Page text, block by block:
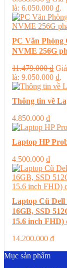
là: 6.050.000 ₫.
PC Văn Phòng
NVME 256G
11.479.000₫
là: 9.050.000 ₫.
Thông tin về
4.850.000 ₫
Laptop HP
4.500.000 ₫
Laptop Cũ Dell
16GB, SSD
15.6 inch FHD)
14.200.000 ₫
Mục sản phẩm